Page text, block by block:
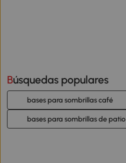
Búsquedas populares
bases para sombrillas café
bases para sombrillas de patio